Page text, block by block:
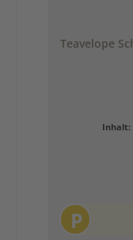
Teavelope
Inhalt:
P